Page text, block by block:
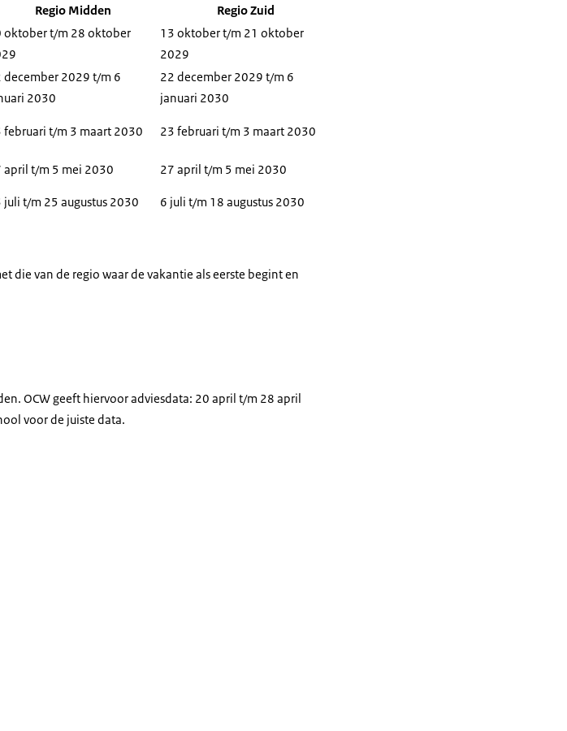
Regio Midden
Regio Zuid
oktober t/m 28 oktober
13 oktober t/m 21 oktober
2029
december 2029 t/m 6
2030
22 december 2029 t/m 6
januari 2030
februari t/m 3 maart 2030 23 februari t/m 3 maart 2030
april t/m 5 mei 2030
27 april t/m 5 mei 2030
juli t/m 25 augustus 2030 6 juli t/m 18 augustus 2030
die van de regio waar de vakantie als eerste begint en
OCW geeft hiervoor adviesdata: 20 april t/m 28 april
voor de juiste data.